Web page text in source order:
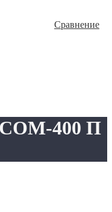
Сравнение
СОМ-400 П